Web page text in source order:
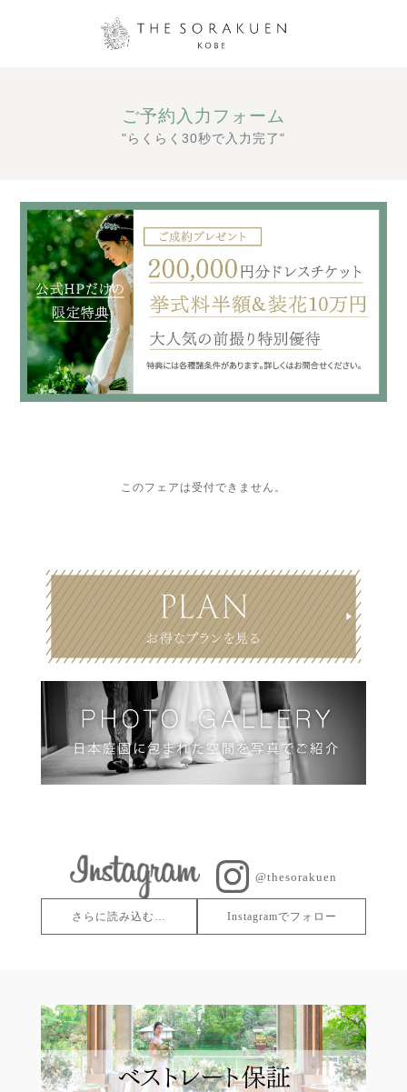
ご予約入力フォーム
"らくらく30秒で入力完了"
このフェアは受付できません。
@thesorakuen
さらに読み込む… Instagramでフォロー